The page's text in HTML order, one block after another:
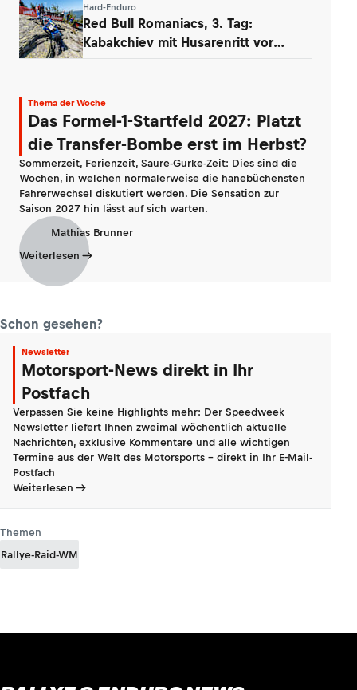
Hard-Enduro
Red Bull Romaniacs, 3. Tag:
Kabakchiev mit Husarenritt vor
Thema der Woche
Das Formel-1-Startfeld 2027: Platzt
die Transfer-Bombe erst im Herbst?
Sommerzeit, Ferienzeit, Saure-Gurke-Zeit: Dies sind die
Wochen, in welchen normalerweise die hanebüchensten
Fahrerwechsel diskutiert werden. Die Sensation zur
Saison 2027 hin lässt auf sich warten.
Mathias Brunner
Weiterlesen
Schon gesehen?
Newsletter
Motorsport-News direkt in Ihr
Postfach
Verpassen Sie keine Highlights mehr: Der Speedweek
Newsletter liefert Ihnen zweimal wöchentlich aktuelle
Nachrichten, exklusive Kommentare und alle wichtigen
Termine aus der Welt des Motorsports - direkt in Ihr E-Mail-
Postfach
Weiterlesen
Themen
Rallye-Raid-WM